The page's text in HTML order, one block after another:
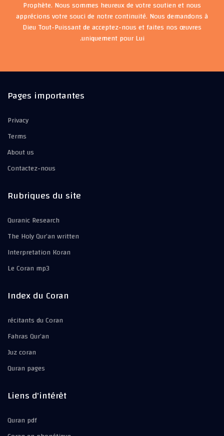
Prophète. Nous sommes heureux de votre soutien et nous
apprécions votre souci de notre continuité. Nous demandons à
Dieu Tout-Puissant de acceptez-nous et faites nos œuvres
uniquement pour Lui.
Pages importantes
Privacy
Terms
About us
Contactez-nous
Rubriques du site
Quranic Research
The Holy Qur’an written
Interpretation Koran
Le Coran mp3
Index du Coran
récitants du Coran
Fahras Qur’an
Juz coran
Quran pages
Liens d'intérêt
Quran pdf